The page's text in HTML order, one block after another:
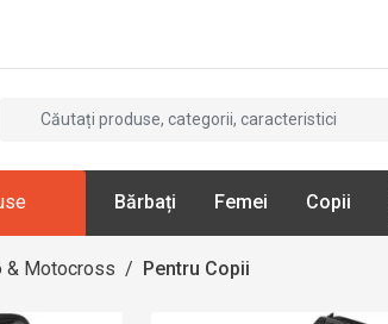
Bărbați Femei Copii
& Motocross / Pentru Copii